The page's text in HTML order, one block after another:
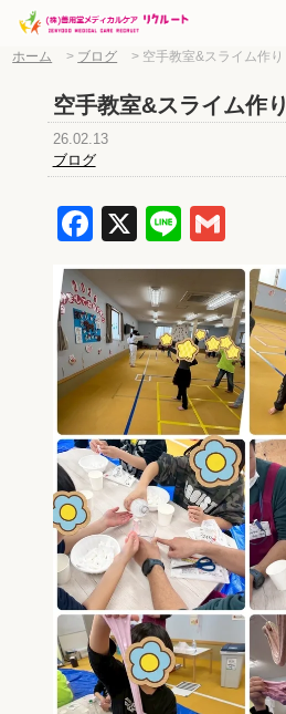
ホーム > ブログ > 空手教室&スライム作り
空手教室&スライム作り
26.02.13
ブログ
Facebook
X Line